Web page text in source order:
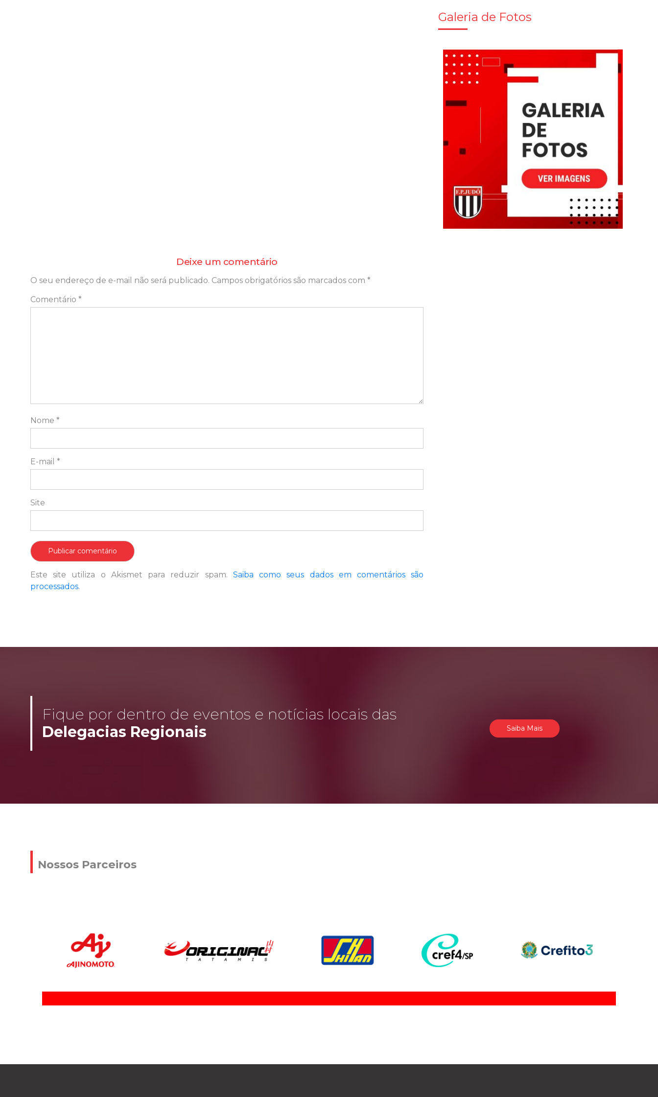
Galeria de Fotos
Deixe um comentário
O seu endereço de e-mail não será publicado. Campos obrigatórios são marcados com *
Comentário *
Nome *
E-mail *
Site
Este site utiliza o Akismet para reduzir spam. Saiba como seus dados em comentários são
processados.
Fique por dentro de eventos e notícias locais das
Delegacias Regionais
Saiba Mais
Nossos Parceiros